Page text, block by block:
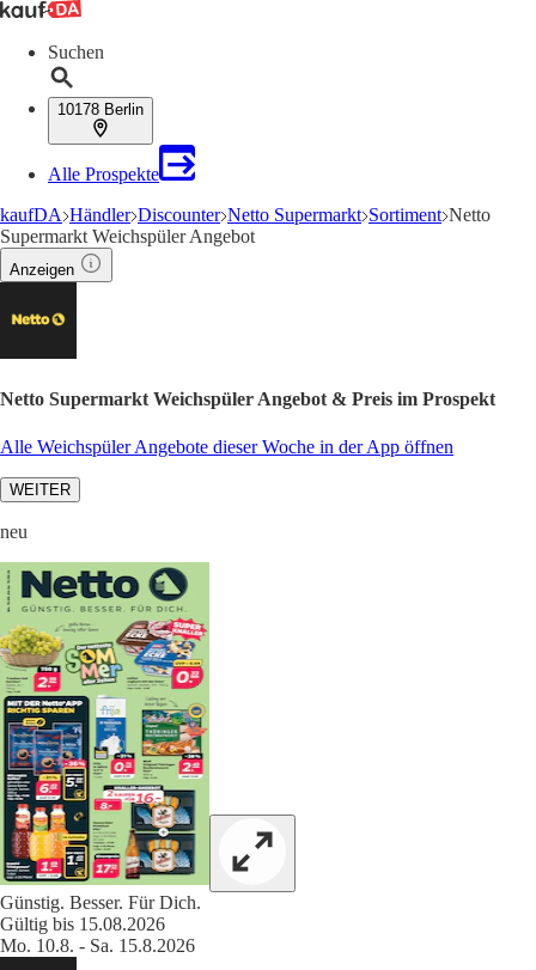
Suchen
10178 Berlin
Alle Prospekte
kaufDA Händler Discounter Netto Supermarkt Sortiment Netto
Supermarkt Weichspüler Angebot
Anzeigen
Netto Supermarkt Weichspüler Angebot & Preis im Prospekt
Alle Weichspüler Angebote dieser Woche in der App öffnen
WEITER
neu
Günstig. Besser. Für Dich.
Gültig bis 15.08.2026
Mo. 10.8. - Sa. 15.8.2026